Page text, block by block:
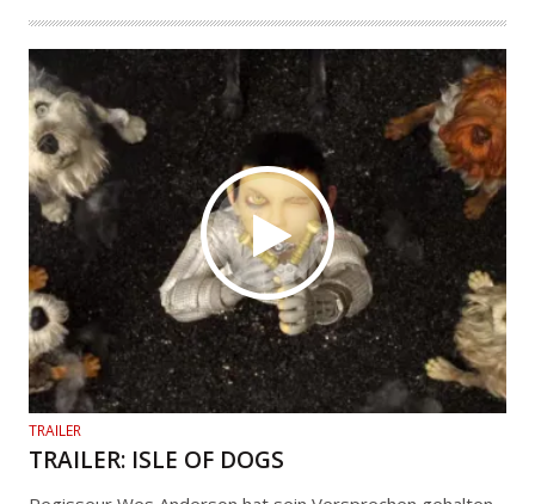
TRAILER
TRAILER: ISLE OF DOGS